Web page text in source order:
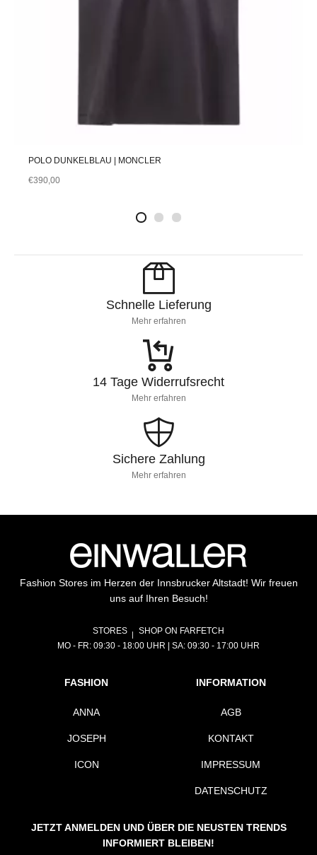
POLO DUNKELBLAU | MONCLER
€390,00
Schnelle Lieferung
Mehr erfahren
14 Tage Widerrufsrecht
Mehr erfahren
Sichere Zahlung
Mehr erfahren
Fashion Stores im Herzen der Innsbrucker Altstadt! Wir freuen
uns auf Ihren Besuch!
STORES
SHOP ON FARFETCH
MO - FR: 09:30 - 18:00 UHR | SA: 09:30 - 17:00 UHR
FASHION
ANNA
JOSEPH
ICON
INFORMATION
AGB
KONTAKT
IMPRESSUM
DATENSCHUTZ
JETZT ANMELDEN UND ÜBER DIE NEUSTEN TRENDS
INFORMIERT BLEIBEN!